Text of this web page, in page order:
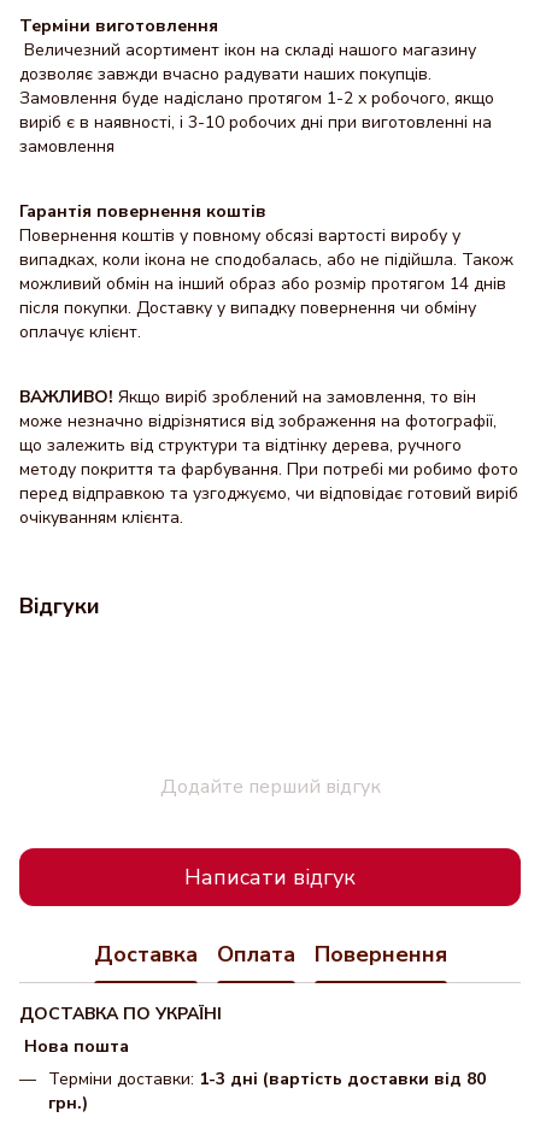
Терміни виготовлення
Величезний асортимент ікон на складі нашого магазину
дозволяє завжди вчасно радувати наших покупців.
Замовлення буде надіслано протягом 1-2 х робочого, якщо
виріб є в наявності, і 3-10 робочих дні при виготовленні на
замовлення
Гарантія повернення коштів
Повернення коштів у повному обсязі вартості виробу у
випадках, коли ікона не сподобалась, або не підійшла. Також
можливий обмін на інший образ або розмір протягом 14 днів
після покупки. Доставку y випадку повернення чи обміну
оплачує клієнт.
ВАЖЛИВО! Якщо виріб зроблений на замовлення, то він
може незначно відрізнятися від зображення на фотографії,
що залежить від структури та відтінку дерева, ручного
методу покриття та фарбування. При потребі ми робимо фото
перед відправкою та узгоджуємо, чи відповідає готовий виріб
очікуванням клієнта.
Відгуки
Додайте перший відгук
Написати відгук
Доставка Оплата Повернення
ДОСТАВКА ПО УКРАЇНІ
Нова пошта
Терміни доставки: 1-3 дні (вартість доставки від 80
грн.)